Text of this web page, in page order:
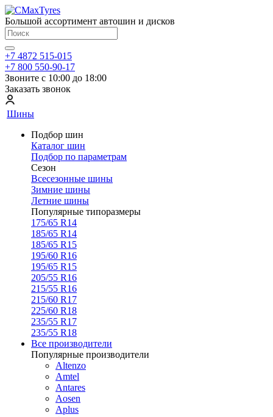
Большой ассортимент автошин и дисков
+7 4872 515-015
+7 800 550-90-17
Звоните с 10:00 до 18:00
Заказать звонок
Шины
Подбор шин
Каталог шин
Подбор по параметрам
Сезон
Всесезонные шины
Зимние шины
Летние шины
Популярные типоразмеры
175/65 R14
185/65 R14
185/65 R15
195/60 R16
195/65 R15
205/55 R16
215/55 R16
215/60 R17
225/60 R18
235/55 R17
235/55 R18
Все производители
Популярные производители
Altenzo
Amtel
Antares
Aosen
Aplus